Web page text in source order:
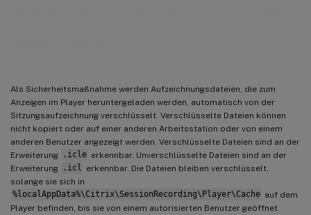
Als Sicherheitsmaßnahme werden Aufzeichnungsdateien, die zum
Anzeigen im Player heruntergeladen werden, automatisch von der
Sitzungsaufzeichnung verschlüsselt. Verschlüsselte Dateien können
nicht kopiert oder auf einer anderen Arbeitsstation oder von einem
anderen Benutzer angezeigt werden. Verschlüsselte Dateien sind an der
Erweiterung
.icle erkennbar. Unverschlüsselte Dateien sind an der
Erweiterung
.icl erkennbar. Die Dateien bleiben verschlüsselt,
solange sie sich in
%localAppData%\Citrix\SessionRecording\Player\Cache auf dem
Player befinden, bis sie von einem autorisierten Benutzer geöffnet